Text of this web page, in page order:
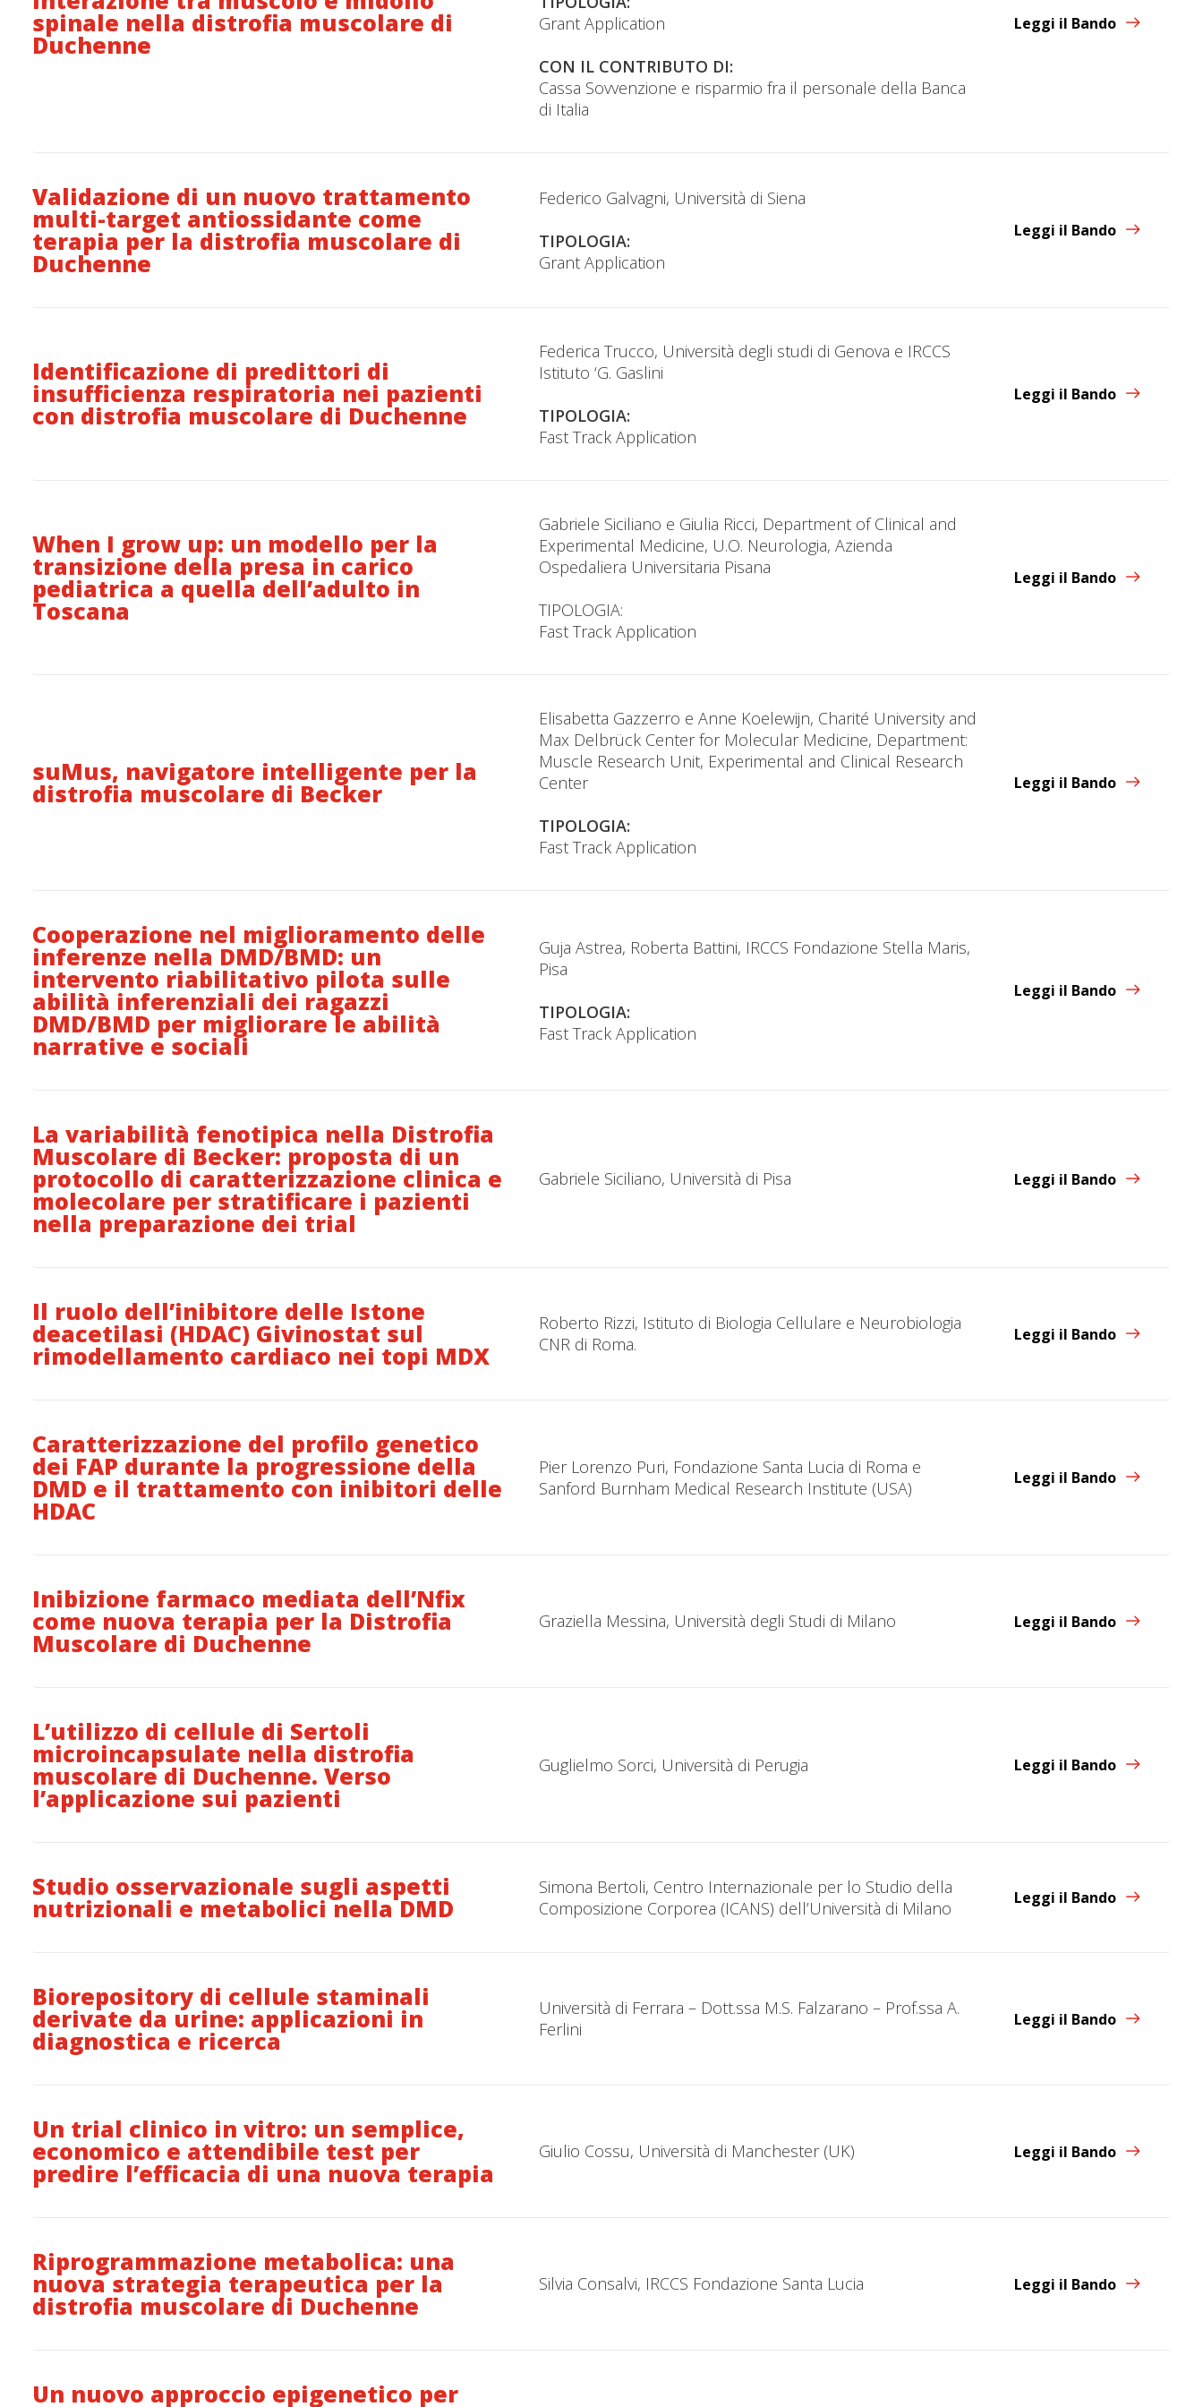
spinale nella distrofia muscolare di
Duchenne
Grant Application
CON IL CONTRIBUTO DI:
Cassa Sovvenzione e risparmio fra il personale della Banca
di Italia
Leggi il Bando
Validazione di un nuovo trattamento
multi-target antiossidante come
terapia per la distrofia muscolare di
Duchenne
Federico Galvagni, Università di Siena
TIPOLOGIA:
Grant Application
Leggi il Bando
Identificazione di predittori di
insufficienza respiratoria nei pazienti
con distrofia muscolare di Duchenne
Federica Trucco, Università degli studi di Genova e IRCCS
Istituto ‘G. Gaslini
TIPOLOGIA:
Fast Track Application
Leggi il Bando
When I grow up: un modello per la
transizione della presa in carico
pediatrica a quella dell’adulto in
Toscana
Gabriele Siciliano e Giulia Ricci, Department of Clinical and
Experimental Medicine, U.O. Neurologia, Azienda
Ospedaliera Universitaria Pisana
TIPOLOGIA:
Fast Track Application
Leggi il Bando
suMus, navigatore intelligente per la
distrofia muscolare di Becker
Elisabetta Gazzerro e Anne Koelewijn, Charité University and
Max Delbrück Center for Molecular Medicine, Department:
Muscle Research Unit, Experimental and Clinical Research
Center
TIPOLOGIA:
Fast Track Application
Leggi il Bando
Cooperazione nel miglioramento delle
inferenze nella DMD/BMD: un
intervento riabilitativo pilota sulle
abilità inferenziali dei ragazzi
DMD/BMD per migliorare le abilità
narrative e sociali
Guja Astrea, Roberta Battini, IRCCS Fondazione Stella Maris,
Pisa
TIPOLOGIA:
Fast Track Application
Leggi il Bando
La variabilità fenotipica nella Distrofia
Muscolare di Becker: proposta di un
protocollo di caratterizzazione clinica e
molecolare per stratificare i pazienti
nella preparazione dei trial
Gabriele Siciliano, Università di Pisa Leggi il Bando
Il ruolo dell’inibitore delle Istone
deacetilasi (HDAC) Givinostat sul
rimodellamento cardiaco nei topi MDX
Roberto Rizzi, Istituto di Biologia Cellulare e Neurobiologia
CNR di Roma.
Leggi il Bando
Caratterizzazione del profilo genetico
dei FAP durante la progressione della
DMD e il trattamento con inibitori delle
HDAC
Pier Lorenzo Puri, Fondazione Santa Lucia di Roma e
Sanford Burnham Medical Research Institute (USA)
Leggi il Bando
Inibizione farmaco mediata dell’Nfix
come nuova terapia per la Distrofia
Muscolare di Duchenne
Graziella Messina, Università degli Studi di Milano Leggi il Bando
L’utilizzo di cellule di Sertoli
microincapsulate nella distrofia
muscolare di Duchenne. Verso
l’applicazione sui pazienti
Guglielmo Sorci, Università di Perugia Leggi il Bando
Studio osservazionale sugli aspetti
nutrizionali e metabolici nella DMD
Simona Bertoli, Centro Internazionale per lo Studio della
Composizione Corporea (ICANS) dell’Università di Milano
Leggi il Bando
Biorepository di cellule staminali
derivate da urine: applicazioni in
diagnostica e ricerca
Università di Ferrara – Dott.ssa M.S. Falzarano – Prof.ssa A.
Ferlini
Leggi il Bando
Un trial clinico in vitro: un semplice,
economico e attendibile test per
predire l’efficacia di una nuova terapia
Giulio Cossu, Università di Manchester (UK) Leggi il Bando
Riprogrammazione metabolica: una
nuova strategia terapeutica per la
distrofia muscolare di Duchenne
Silvia Consalvi, IRCCS Fondazione Santa Lucia Leggi il Bando
Un nuovo approccio epigenetico per